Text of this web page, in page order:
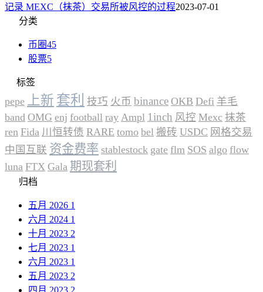
记录 MEXC（抹茶）交易所被风控的过程2023-07-01
分类
币圈45
股票5
标签
pepe 上新 套利 技巧 火币 binance OKB Defi 羊毛
band OMG enj football ray Ampl 1inch 风控 Mexc 抹茶
ren Fida 川恒转债 RARE tomo bel 搬砖 USDC 网格交易
中国互联 资金费率 stablestock gate flm SOS algo flow
luna FTX Gala 期现套利
归档
五月 2026 1
六月 2024 1
十月 2023 2
七月 2023 1
六月 2023 1
五月 2023 2
四月 2023 2